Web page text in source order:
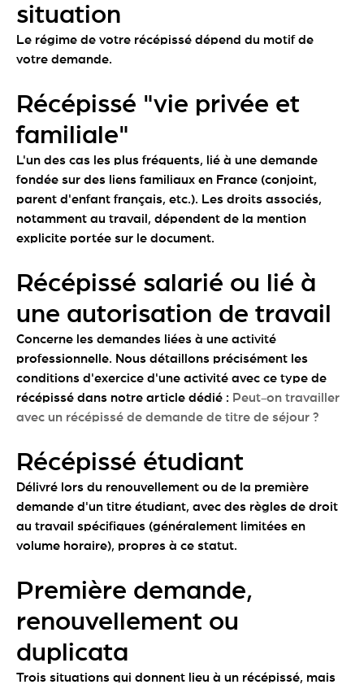
situation
Le régime de votre récépissé dépend du motif de
votre demande.
Récépissé "vie privée et
familiale"
L'un des cas les plus fréquents, lié à une demande
fondée sur des liens familiaux en France (conjoint,
parent d'enfant français, etc.). Les droits associés,
notamment au travail, dépendent de la mention
explicite portée sur le document.
Récépissé salarié ou lié à
une autorisation de travail
Concerne les demandes liées à une activité
professionnelle. Nous détaillons précisément les
conditions d'exercice d'une activité avec ce type de
récépissé dans notre article dédié : Peut-on travailler
avec un récépissé de demande de titre de séjour ?
Récépissé étudiant
Délivré lors du renouvellement ou de la première
demande d'un titre étudiant, avec des règles de droit
au travail spécifiques (généralement limitées en
volume horaire), propres à ce statut.
Première demande,
renouvellement ou
duplicata
Trois situations qui donnent lieu à un récépissé, mais